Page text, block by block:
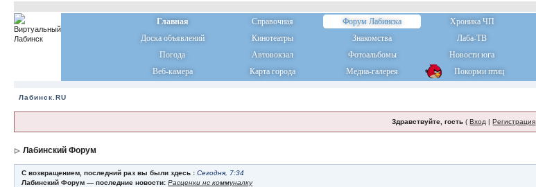
Главная Справочная Форум Лабинска
Хроника ЧП
Доска объявлений
Кинотеатры Знакомства
Лаба-ТВ
Погода
Автовокзал Фотоальбомы
Новости юга
Веб-камера
Карта города Медиа-галерея Покорми птиц
Лабинск.RU
Здравствуйте, гость (Вход |Регистрация
Лабинский Форум
С возвращением, последний раз вы были здесь :Сегодня, 7:34
Лабинский Форум — последние новости:Расценки нс коммуналку